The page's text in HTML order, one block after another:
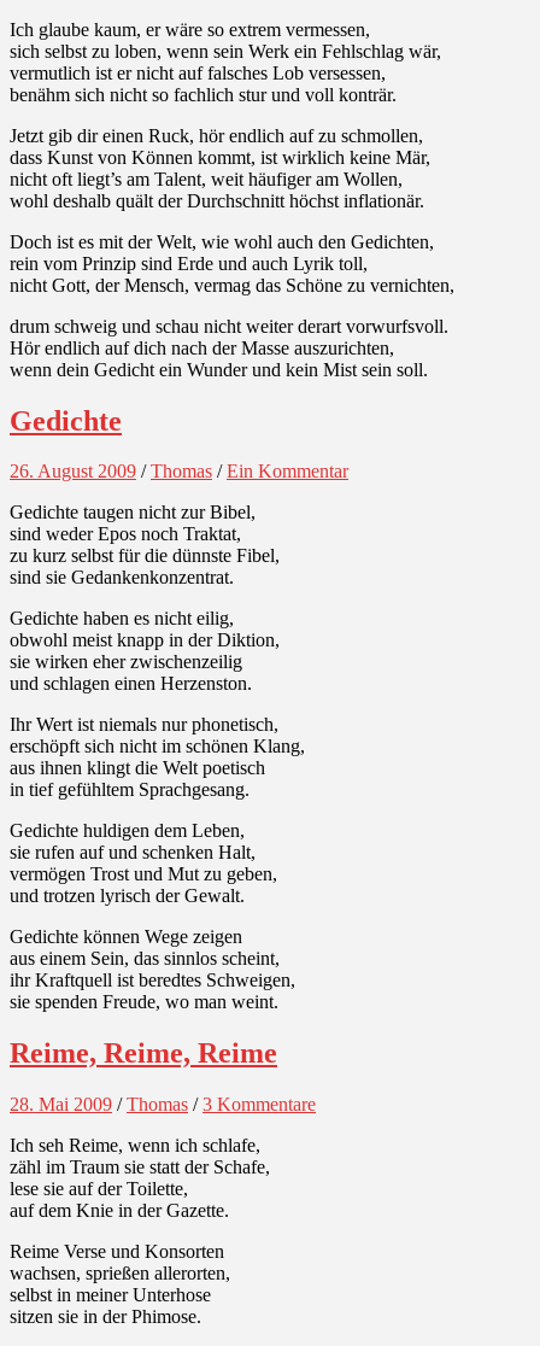
Ich glaube kaum, er wäre so extrem vermessen,
sich selbst zu loben, wenn sein Werk ein Fehlschlag wär,
vermutlich ist er nicht auf falsches Lob versessen,
benähm sich nicht so fachlich stur und voll konträr.
Jetzt gib dir einen Ruck, hör endlich auf zu schmollen,
dass Kunst von Können kommt, ist wirklich keine Mär,
nicht oft liegt’s am Talent, weit häufiger am Wollen,
wohl deshalb quält der Durchschnitt höchst inflationär.
Doch ist es mit der Welt, wie wohl auch den Gedichten,
rein vom Prinzip sind Erde und auch Lyrik toll,
nicht Gott, der Mensch, vermag das Schöne zu vernichten,
drum schweig und schau nicht weiter derart vorwurfsvoll.
Hör endlich auf dich nach der Masse auszurichten,
wenn dein Gedicht ein Wunder und kein Mist sein soll.
Gedichte
26. August 2009 /Thomas /Ein Kommentar
Gedichte taugen nicht zur Bibel,
sind weder Epos noch Traktat,
zu kurz selbst für die dünnste Fibel,
sind sie Gedankenkonzentrat.
Gedichte haben es nicht eilig,
obwohl meist knapp in der Diktion,
sie wirken eher zwischenzeilig
und schlagen einen Herzenston.
Ihr Wert ist niemals nur phonetisch,
erschöpft sich nicht im schönen Klang,
aus ihnen klingt die Welt poetisch
in tief gefühltem Sprachgesang.
Gedichte huldigen dem Leben,
sie rufen auf und schenken Halt,
vermögen Trost und Mut zu geben,
und trotzen lyrisch der Gewalt.
Gedichte können Wege zeigen
aus einem Sein, das sinnlos scheint,
ihr Kraftquell ist beredtes Schweigen,
sie spenden Freude, wo man weint.
Reime, Reime, Reime
28. Mai 2009 /Thomas /3 Kommentare
Ich seh Reime, wenn ich schlafe,
zähl im Traum sie statt der Schafe,
lese sie auf der Toilette,
auf dem Knie in der Gazette.
Reime Verse und Konsorten
wachsen, sprießen allerorten,
selbst in meiner Unterhose
sitzen sie in der Phimose.